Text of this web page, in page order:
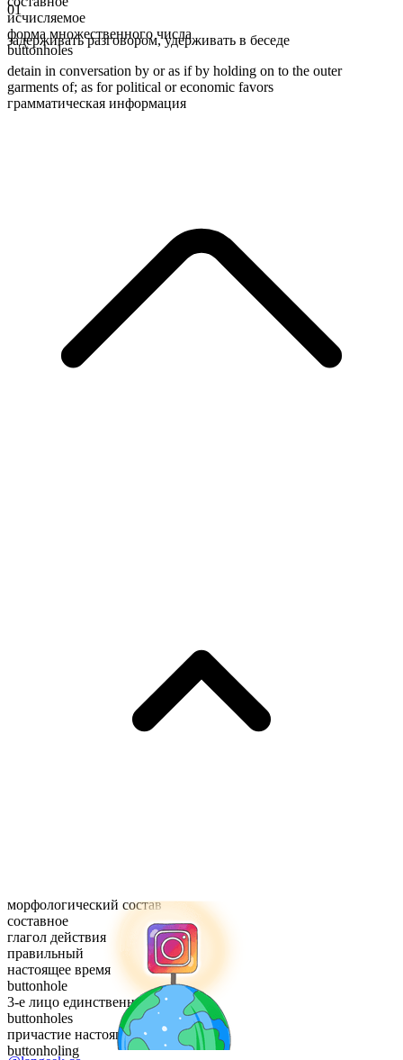
исчисляемое
форма множественного числа
buttonholes
01
задерживать разговором,удерживать в беседе
detain in conversation by or as if by holding on to the outer
garments of; as for political or economic favors
грамматическая информация
морфологический состав
составное
глагол действия
правильный
настоящее время
buttonhole
3-е лицо единственного числа
buttonholes
причастие настоящего времени
buttonholing